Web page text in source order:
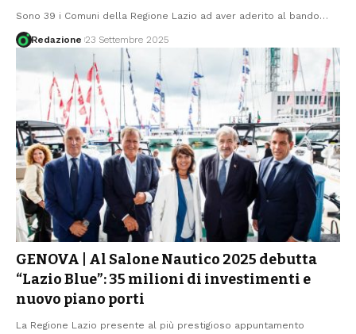
Sono 39 i Comuni della Regione Lazio ad aver aderito al bando…
Redazione 23 Settembre 2025
GENOVA | Al Salone Nautico 2025 debutta
“Lazio Blue”: 35 milioni di investimenti e
nuovo piano porti
La Regione Lazio presente al più prestigioso appuntamento